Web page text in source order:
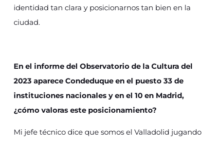
identidad tan clara y posicionarnos tan bien en la
ciudad.
En el informe del Observatorio de la Cultura del
2023 aparece Condeduque en el puesto 33 de
instituciones nacionales y en el 10 en Madrid,
¿cómo valoras este posicionamiento?
Mi jefe técnico dice que somos el Valladolid jugando